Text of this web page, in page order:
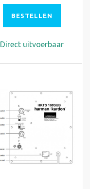
BESTELLEN
Direct uitvoerbaar